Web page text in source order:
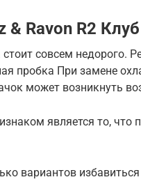
& Ravon R2 Клуб
совсем недорого.
пробка При замене
может возникнуть
является то, что
вариантов